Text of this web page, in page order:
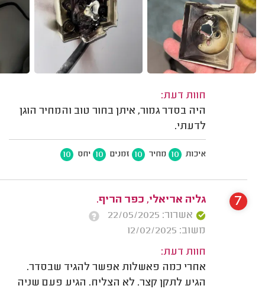
חוות דעת:
היה בסדר גמור, איתן בחור טוב והמחיר הוגן
לדעתי.
איכות 10 מחיר 10 זמנים 10 יחס 10
גליה אריאלי, כפר הריף.
אשרור: 22/05/2025
משוב: 12/02/2025
חוות דעת:
אחרי כמה פאשלות אפשר להגיד שבסדר.
הגיע לתקן קצר. לא הצליח. הגיע פעם שניה
7